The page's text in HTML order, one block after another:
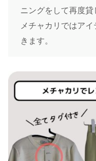
ニングをして再度貸
メチャカリではア
きます。